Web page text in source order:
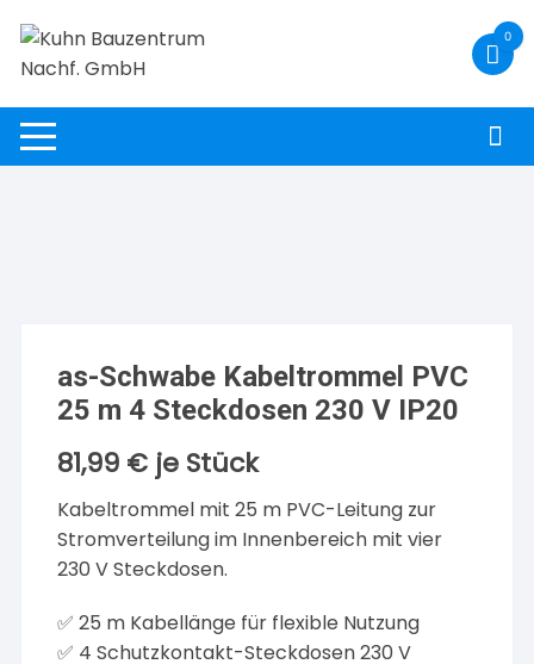
Inhalt
springen
0
as-Schwabe Kabeltrommel PVC
25 m 4 Steckdosen 230 V IP20
81,99 € je Stück
Kabeltrommel mit 25 m PVC-Leitung zur
Stromverteilung im Innenbereich mit vier
230 V Steckdosen.
✅ 25 m Kabellänge für flexible Nutzung
✅ 4 Schutzkontakt-Steckdosen 230 V